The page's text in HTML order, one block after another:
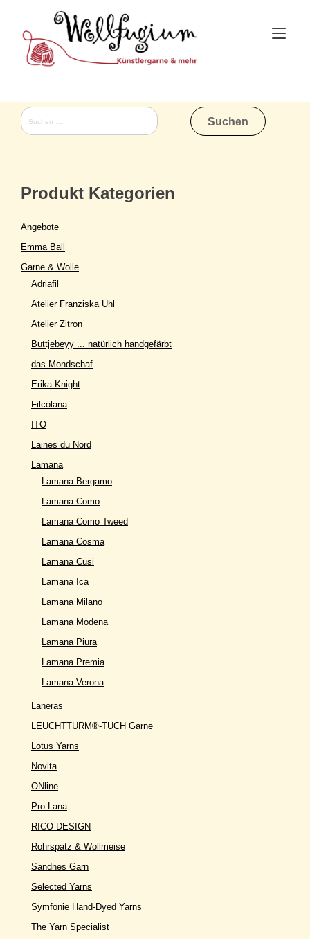
content
Suchen
nach:
Produkt Kategorien
Angebote
Emma Ball
Garne & Wolle
Adriafil
Atelier Franziska Uhl
Atelier Zitron
Buttjebeyy ... natürlich handgefärbt
das Mondschaf
Erika Knight
Filcolana
ITO
Laines du Nord
Lamana
Lamana Bergamo
Lamana Como
Lamana Como Tweed
Lamana Cosma
Lamana Cusi
Lamana Ica
Lamana Milano
Lamana Modena
Lamana Piura
Lamana Premia
Lamana Verona
Laneras
LEUCHTTURM®-TUCH Garne
Lotus Yarns
Novita
ONline
Pro Lana
RICO DESIGN
Rohrspatz & Wollmeise
Sandnes Garn
Selected Yarns
Symfonie Hand-Dyed Yarns
The Yarn Specialist